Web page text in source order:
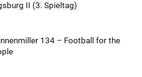
II (3. Spieltag)
134 – Football for the